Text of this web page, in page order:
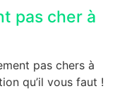
pas cher à
pas chers à
qu’il vous faut !